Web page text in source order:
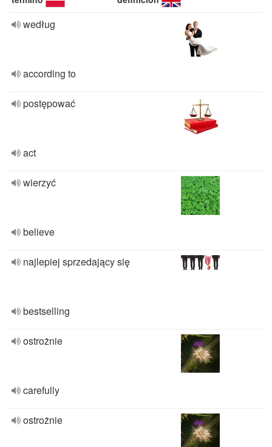
według
according to
postępować
act
wierzyć
believe
najlepiej sprzedający się
bestselling
ostrożnie
carefully
ostrożnie